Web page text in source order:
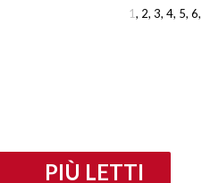
1 2 3 4 5 6
PIÙ LETTI